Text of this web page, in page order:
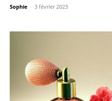
Sophie - 3 février 2023